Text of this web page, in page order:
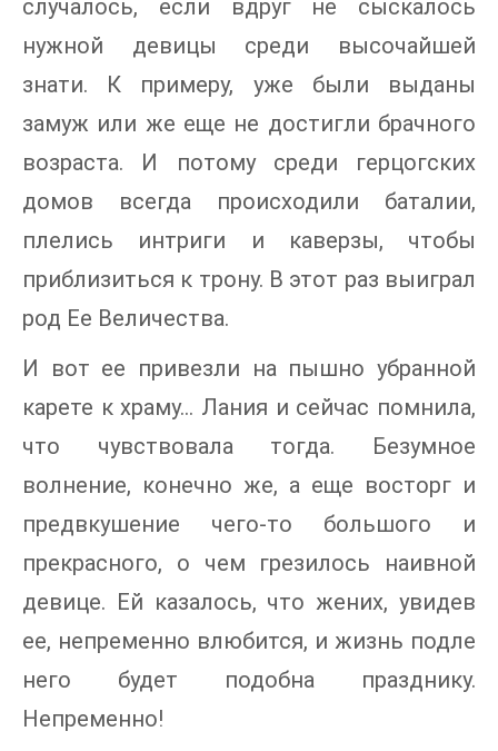
случалось, если вдруг не сыскалось
нужной девицы среди высочайшей
знати. К примеру, уже были выданы
замуж или же еще не достигли брачного
возраста. И потому среди герцогских
домов всегда происходили баталии,
плелись интриги и каверзы, чтобы
приблизиться к трону. В этот раз выиграл
род Ее Величества.
И вот ее привезли на пышно убранной
карете к храму… Лания и сейчас помнила,
что чувствовала тогда. Безумное
волнение, конечно же, а еще восторг и
предвкушение чего-то большого и
прекрасного, о чем грезилось наивной
девице. Ей казалось, что жених, увидев
ее, непременно влюбится, и жизнь подле
него будет подобна празднику.
Непременно!